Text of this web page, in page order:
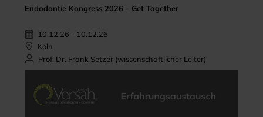
Endodontie Kongress 2026 - Get Together
10.12.26 - 10.12.26
Köln
Prof. Dr. Frank Setzer (wissenschaftlicher Leiter)